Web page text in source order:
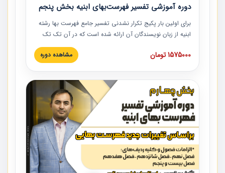
دوره آموزشی تفسیر فهرست‌بهای ابنیه بخش پنجم
برای اولین بار پکیج تکرار نشدنی تفسیر جامع فهرست بها رشته
ابنیه از زبان نویسندگان آن ارائه شده است که در آن تک تک
ردیف ها و مطالب فهرست بها تفسیر و ارائه شده است. این
دوره به صورت کامل تصویری بوده و به همراه تصاویر عملیات
دوره با کلام مهندس علیرضاحسین‌زاده مدیر پروژه مهندسی
مشاور در امر بازنگری فهرست بها رشته ابنیه ارائه شده و به تمام
همکارانی که در حوزه صنعت ساخت در حال فعالیت هستند حتما
توصیه می کنیم از مطالب این دوره استفاده نمایند.
1575000 تومان مشاهده دوره